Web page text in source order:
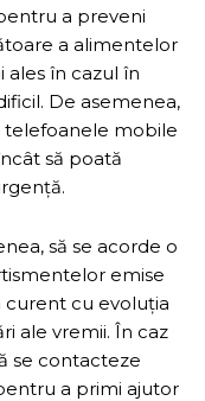
a preveni
a alimentelor
ales în cazul în
De asemenea,
telefoanele mobile
să poată
să se acorde o
emise
curent cu evoluția
ale vremii. În caz
se contacteze
a primi ajutor